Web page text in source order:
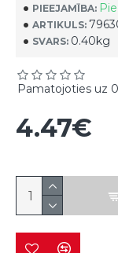
PIEEJAMĪBA:
ARTIKULS:
SVARS: 0.40kg
Pamatojoties uz
4.47€